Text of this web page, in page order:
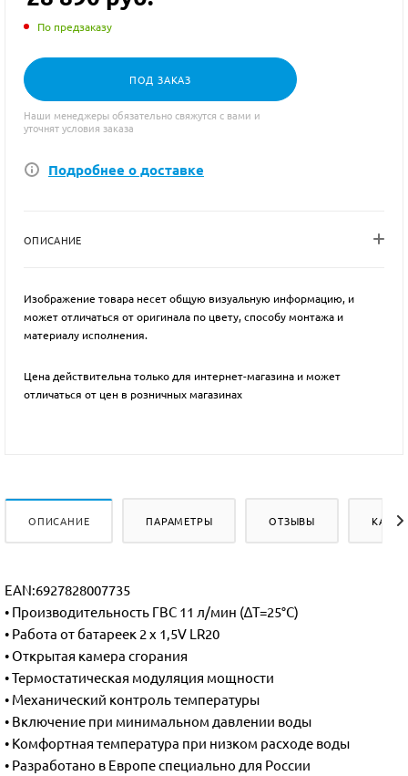
По предзаказу
ПОД ЗАКАЗ
Наши менеджеры обязательно свяжутся с вами и
уточнят условия заказа
Подробнее о доставке
ОПИСАНИЕ
Изображение товара несет общую визуальную информацию, и
может отличаться от оригинала по цвету, способу монтажа и
материалу исполнения.
Цена действительна только для интернет-магазина и может
отличаться от цен в розничных магазинах
ОПИСАНИЕ ПАРАМЕТРЫ ОТЗЫВЫ КАК
EAN:6927828007735
• Производительность ГВС 11 л/мин (∆Т=25°С)
• Работа от батареек 2 x 1,5V LR20
• Открытая камера сгорания
• Термостатическая модуляция мощности
• Механический контроль температуры
• Включение при минимальном давлении воды
• Комфортная температура при низком расходе воды
• Разработано в Европе специально для России